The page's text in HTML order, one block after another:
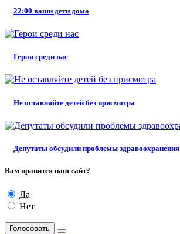
22:00 ваши дети дома
Герои среди нас
Не оставляйте детей без присмотра
Депутаты обсудили проблемы здравоохранения
Вам нравится наш сайт?
Да
Нет
Голосовать